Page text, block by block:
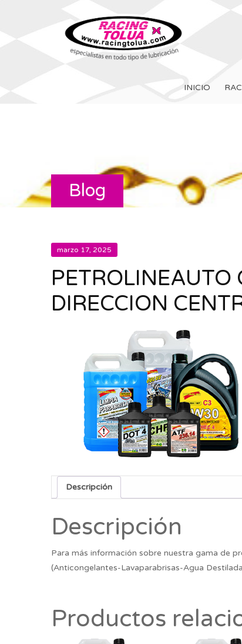
INICIO
Blog
marzo 17, 2025
PETROLINEAUTO
DIRECCION
Descripción
Descripción
Para más información sobre nuestra gama de
(Anticongelantes-Lavaparabrisas-Agua
Productos